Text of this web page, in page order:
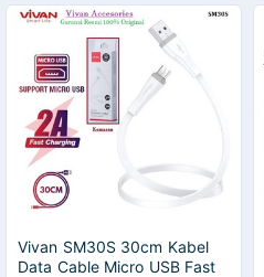
Vivan SM30S 30cm Kabel
Data Cable Micro USB Fast